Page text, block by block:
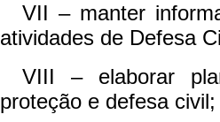
VII – manter
atividades de Defesa
VIII – elaborar
proteção e defesa civil;